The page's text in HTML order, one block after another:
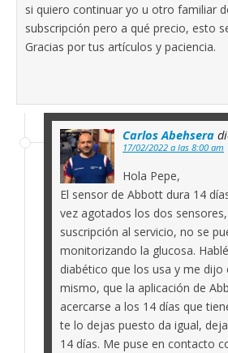
si quiero continuar yo u otro familiar
subscripción pero a qué precio, esto
Gracias por tus artículos y paciencia.
Carlos Abehsera
17/02/2022 a las 8:00 am
Hola Pepe,
El sensor de Abbott dura 14
vez agotados los dos
suscripción al servicio, no se
monitorizando la glucosa.
diabético que los usa y me dijo
mismo, que la aplicación de
acercarse a los 14 días que
te lo dejas puesto da igual,
14 días. Me puse en contacto